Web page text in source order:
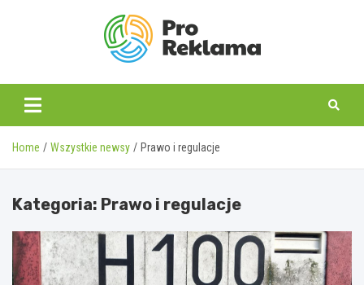
proreklama.pl
Home Wszystkie newsy Prawo i regulacje
Kategoria: Prawo i regulacje